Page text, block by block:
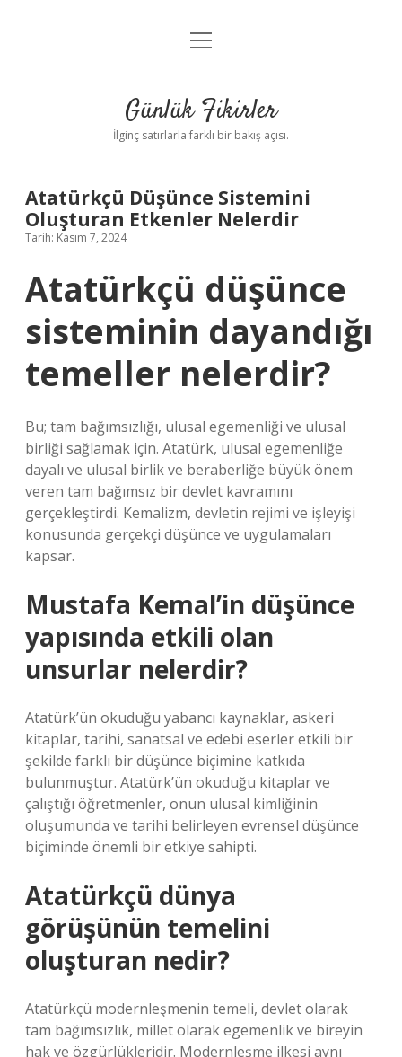
Anasayfa
Yasal Uyarı
menüyü
Günlük Fikirler
İlginç satırlarla farklı bir bakış açısı.
Atatürkçü Düşünce Sistemini
Oluşturan Etkenler Nelerdir
Tarih: Kasım 7, 2024
Atatürkçü düşünce
sisteminin dayandığı
temeller nelerdir?
Bu; tam bağımsızlığı, ulusal egemenliği ve ulusal
birliği sağlamak için. Atatürk, ulusal egemenliğe
dayalı ve ulusal birlik ve beraberliğe büyük önem
veren tam bağımsız bir devlet kavramını
gerçekleştirdi. Kemalizm, devletin rejimi ve işleyişi
konusunda gerçekçi düşünce ve uygulamaları
kapsar.
Mustafa Kemal’in düşünce
yapısında etkili olan
unsurlar nelerdir?
Atatürk’ün okuduğu yabancı kaynaklar, askeri
kitaplar, tarihi, sanatsal ve edebi eserler etkili bir
şekilde farklı bir düşünce biçimine katkıda
bulunmuştur. Atatürk’ün okuduğu kitaplar ve
çalıştığı öğretmenler, onun ulusal kimliğinin
oluşumunda ve tarihi belirleyen evrensel düşünce
biçiminde önemli bir etkiye sahipti.
Atatürkçü dünya
görüşünün temelini
oluşturan nedir?
Atatürkçü modernleşmenin temeli, devlet olarak
tam bağımsızlık, millet olarak egemenlik ve bireyin
hak ve özgürlükleridir. Modernleşme ilkesi aynı